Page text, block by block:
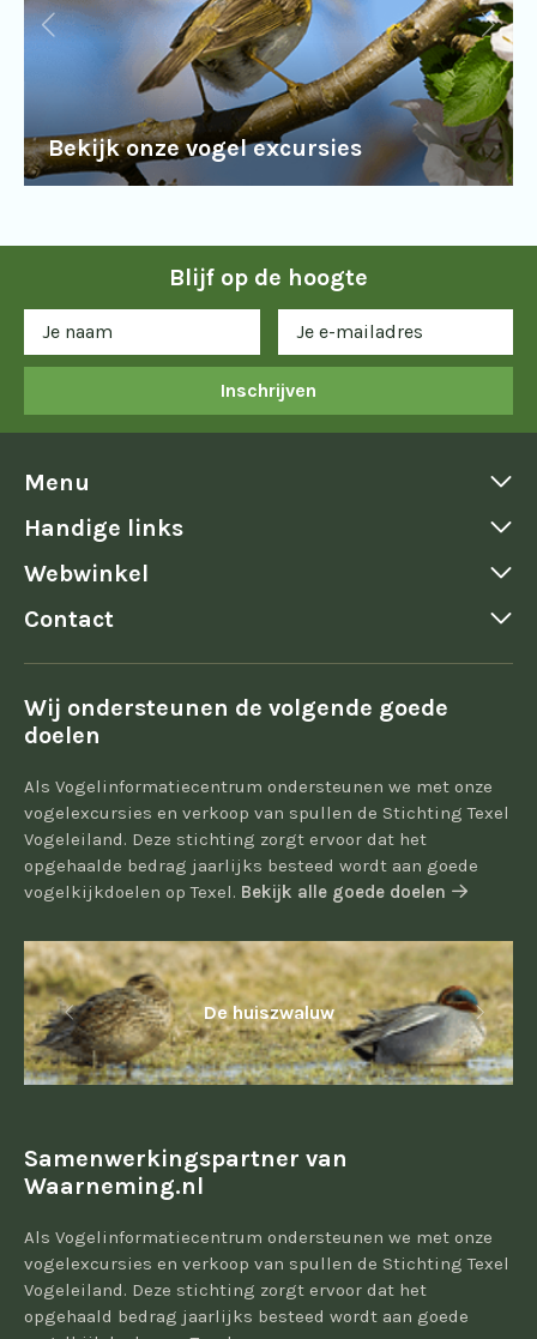
Bekijk onze vogel excursies
Blijf op de hoogte
Inschrijven
Menu
Handige links
Webwinkel
Contact
Wij ondersteunen de volgende goede
doelen
Als Vogelinformatiecentrum ondersteunen we met onze
vogelexcursies en verkoop van spullen de Stichting Texel
Vogeleiland. Deze stichting zorgt ervoor dat het
opgehaalde bedrag jaarlijks besteed wordt aan goede
vogelkijkdoelen op Texel. Bekijk alle goede doelen
De huiszwaluw
Samenwerkingspartner van
Waarneming.nl
Als Vogelinformatiecentrum ondersteunen we met onze
vogelexcursies en verkoop van spullen de Stichting Texel
Vogeleiland. Deze stichting zorgt ervoor dat het
opgehaald bedrag jaarlijks besteed wordt aan goede